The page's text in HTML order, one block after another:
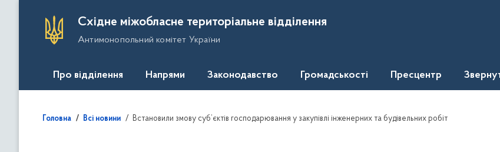
Східне міжобласне територіальне відділення
Антимонопольний комітет України
Про відділення Напрями Законодавство Громадськості Пресцентр
Головна Всі новини Встановили змову суб’єктів господарювання у закупівлі інженерних та будівельних робіт